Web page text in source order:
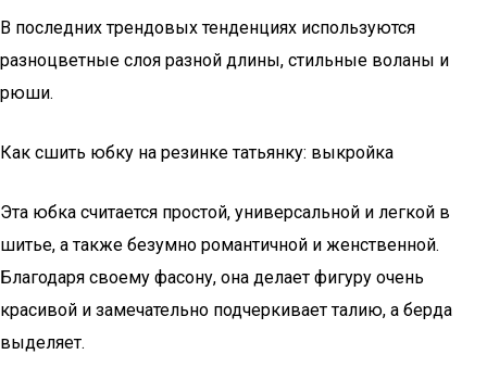
В последних трендовых тенденциях используются
разноцветные слоя разной длины, стильные воланы и
рюши.
Как сшить юбку на резинке татьянку: выкройка
Эта юбка считается простой, универсальной и легкой в
шитье, а также безумно романтичной и женственной.
Благодаря своему фасону, она делает фигуру очень
красивой и замечательно подчеркивает талию, а берда
выделяет.